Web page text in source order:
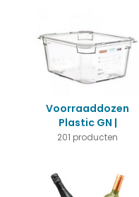
Voorraaddozen
Plastic GN |
Uitstekende k...
201 producten